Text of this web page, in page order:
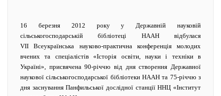
16 березня 2012 року у Державній науковій
сільськогосподарській бібліотеці НААН відбулася
VІІ
Всеукраїнська науково-практична конференція молодих
вчених та спеціалістів «Історія освіти, науки і техніки в
Україні», присвячена 90-річчю від дня створення Державної
наукової сільськогосподарської бібліотеки НААН та 75-річчю з
дня заснування Панфильської дослідної станції ННЦ «Інститут